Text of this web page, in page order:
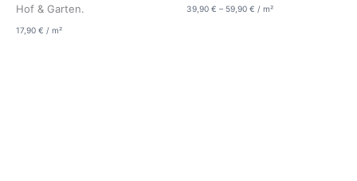
Hof & Garten.
17,90 € / m²
39,90 € – 59,90 € / m²